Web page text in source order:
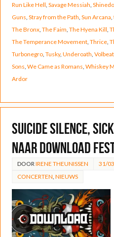
Run Like Hell Savage Messiah
Guns Stray from the Path Sun Arcana
The Bronx, The Faim The Hyena Kill
The Temperance Movement, Thrice,
Turbonegro, Tusky, Underoath Volbeat,
Sons We Came as Romans Whiskey
Ardor
Suicide Silence,
naar Download
DOOR IRENE THEUNISSEN
31/
CONCERTEN NIEUWS